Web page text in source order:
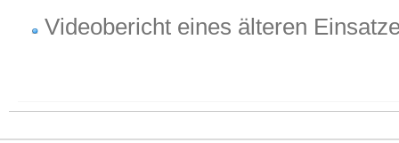
Videobericht eines älteren